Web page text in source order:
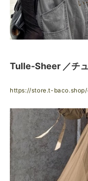
Tulle-Sheer ／チ
https://store.t-